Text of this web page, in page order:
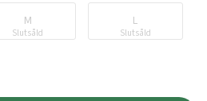
M
Slutsåld
L
Slutsåld